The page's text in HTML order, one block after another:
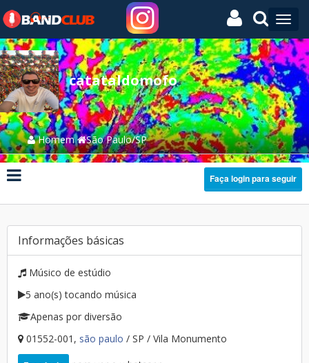
catataldomofo
Homem São Paulo/SP
Faça login para seguir
Informações básicas
Músico de estúdio
5 ano(s) tocando música
Apenas por diversão
01552-001, são paulo / SP / Vila Monumento